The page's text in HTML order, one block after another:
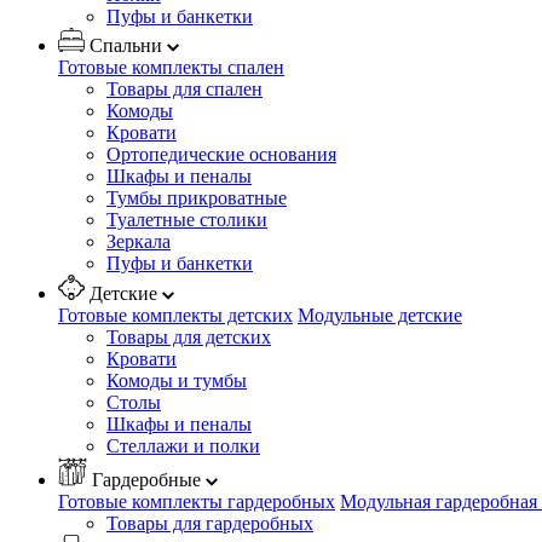
Пуфы и банкетки
Спальни
Готовые комплекты спален
Товары для спален
Комоды
Кровати
Ортопедические основания
Шкафы и пеналы
Тумбы прикроватные
Туалетные столики
Зеркала
Пуфы и банкетки
Детские
Готовые комплекты детских Модульные детские
Товары для детских
Кровати
Комоды и тумбы
Столы
Шкафы и пеналы
Стеллажи и полки
Гардеробные
Готовые комплекты гардеробных Модульная
Товары для гардеробных